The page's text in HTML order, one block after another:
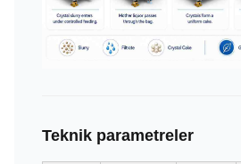
Teknik parametreler